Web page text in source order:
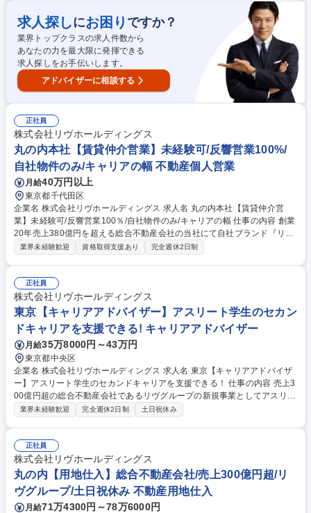
内容】まだ社会で働いた事がない為、仕事のイメージが湧かない学生達に
対して、一人一人の立場に寄り添いながら、自己分析のお手伝いや強みの
棚卸しを行っていただきます。取引先企業や求人の魅力を学生に説明しな
がら、一人でも多くの学生を就職支援まで導くことがミッションとなりま
す。人生の分岐に直接関われる重要な仕事の為、納得いく選択のサポート
をお任せします。入社後は先輩社員が丁寧に仕事を教えます。 募集職種
日本橋【キャリアアドバイザー】未経験歓迎/体育会出身の学生の就職支
援！
求人探しにお困り ですか？
業界トップクラスの求人件数から
あなたの力を最大限に発揮できる
求人探しをお手伝いします。
アドバイザーに相談する
正社員
株式会社リヴホールディングス
丸の内本社【賃貸仲介営業】未経験可/反響営業100%/
自社物件のみ/キャリアの幅 不動産個人営業
月給40万円以上
東京都千代田区
企業名 株式会社リヴホールディングス 求人名 丸の内本社【賃貸仲介営
業】未経験可/反響営業100％/自社物件のみ/キャリアの幅 仕事の内容 創業
20年売上380億円を超える総合不動産会社の当社にて自社ブランド『リヴ
シティ（LIVCITY）』シリーズの賃貸仲介営業を募集します！当社の賃貸
0％です！リヴシティ（LIVCITY）シリーズとは…・都心駅近で好立地な
物件・主に東京/神奈川/埼玉等の首都圏エリアや、名古屋/大阪等の大都市
に展開・1Kや1LDK等の単身者やカップル向けのコンパクトマンションが
中心・重厚感やハイグレードな設備（オートロック、独立洗面台、宅配B
OX等）が強み・顔認証システム（FreeiD）を導入した最先端物件も開発
募集職種 丸の内本社【賃貸仲介営業】未経験可/反響営業100％/自社物件
のみ/キャリアの幅
業界未経験歓迎 資格取得支援あり 完全週休2日制
正社員
株式会社リヴホールディングス
東京【キャリアアドバイザー】アスリート学生のセカン
ドキャリアを支援できる! キャリアアドバイザー
月給35万8000円～43万円
東京都中央区
企業名 株式会社リヴホールディングス 求人名 東京【キャリアアドバイザ
ー】アスリート学生のセカンドキャリアを支援できる！ 仕事の内容 売上3
00億円超の総合不動産会社であるリヴグループの新規事業としてアスリー
トの新卒紹介を行っています！競技で鍛えられた精神力や高い目標達成意
活かせるか就活のアドバイスを行いながら、アスリートを好まれる取引先
の企業様に対して、学生の魅力を存分に伝え、キャリアに悩むアスリート
とのマッチングを一人でも多く、導く事がミッションとなります。入社後
は先輩社員の下で少しずつ業務を学んでいただきます。ゆくゆくは、責任
者として事業を牽引してもらうことを期待しています！ 募集職種 東京
【キャリアアドバイザー】アスリート学生のセカンドキャリアを支援でき
業界未経験歓迎 完全週休2日制 土日祝休み
正社員
株式会社リヴホールディングス
丸の内【用地仕入】総合不動産会社/売上300億円超/リ
ヴグループ/土日祝休み 不動産用地仕入
月給71万4300円～78万6000円